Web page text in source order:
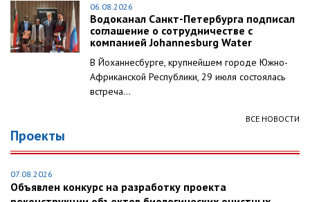
06.08.2026
Водоканал Санкт-Петербурга подписал
соглашение о сотрудничестве с
компанией Johannesburg Water
В Йоханнесбурге, крупнейшем городе Южно-
Африканской Республики, 29 июля состоялась
встреча...
ВСЕ НОВОСТИ
Проекты
07.08.2026
Объявлен конкурс на разработку проекта